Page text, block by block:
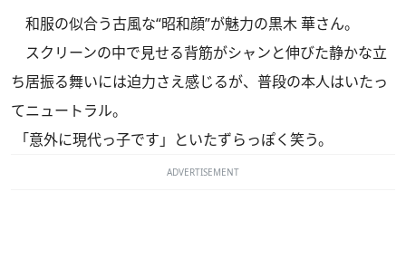
和服の似合う古風な“昭和顔”が魅力の黒木 華さん。
スクリーンの中で見せる背筋がシャンと伸びた静かな立
ち居振る舞いには迫力さえ感じるが、普段の本人はいたっ
てニュートラル。
「意外に現代っ子です」といたずらっぽく笑う。
ADVERTISEMENT